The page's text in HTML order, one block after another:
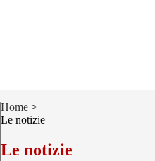
Home >
Le notizie
Le notizie